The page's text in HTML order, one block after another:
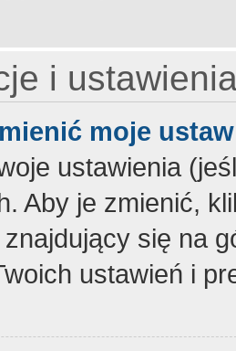
i
moje
ustawienia
Aby je zmienić,
się na
ustawień i